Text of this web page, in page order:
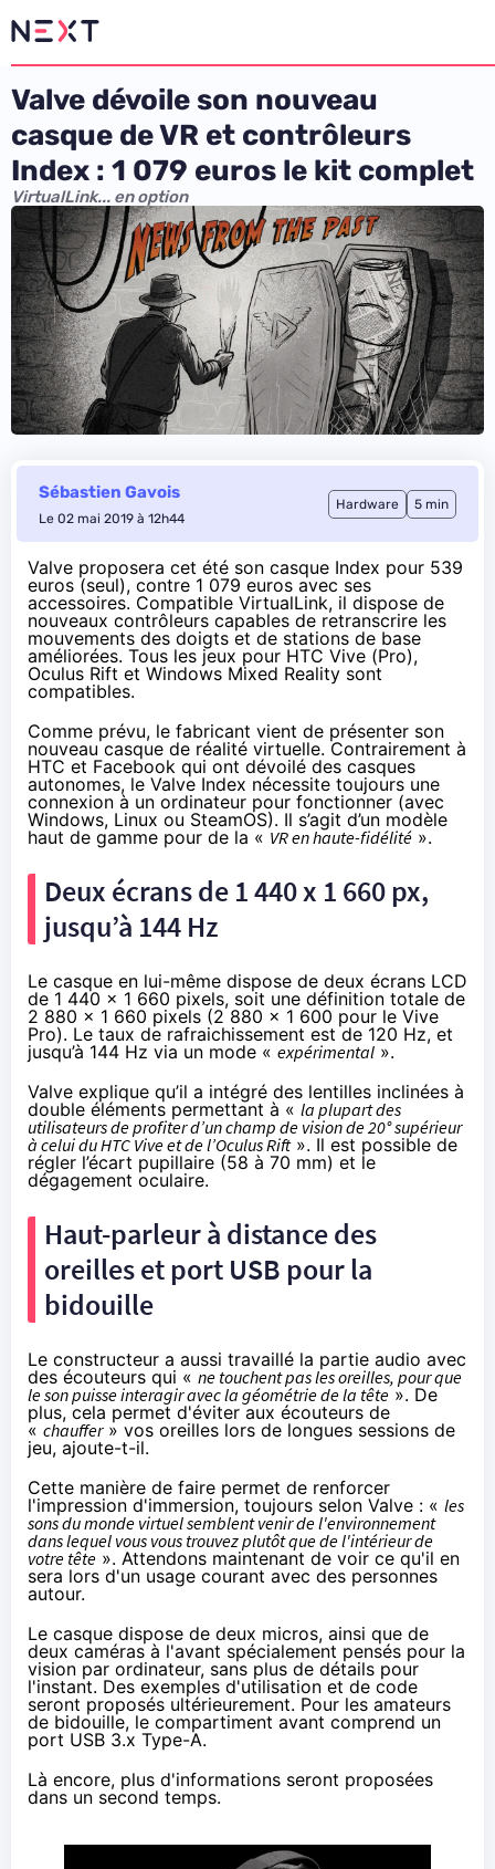
Valve dévoile son nouveau
casque de VR et contrôleurs
Index : 1 079 euros le kit complet
VirtualLink... en option
Sébastien Gavois
Le 02 mai 2019 à 12h44
Hardware 5 min
Valve proposera cet été son casque Index pour 539
euros (seul), contre 1 079 euros avec ses
accessoires. Compatible VirtualLink, il dispose de
nouveaux contrôleurs capables de retranscrire les
mouvements des doigts et de stations de base
améliorées. Tous les jeux pour HTC Vive (Pro),
Oculus Rift et Windows Mixed Reality sont
compatibles.
Comme prévu, le fabricant vient de présenter son
nouveau casque de réalité virtuelle. Contrairement à
HTC et Facebook qui ont dévoilé des casques
autonomes, le Valve Index nécessite toujours une
connexion à un ordinateur pour fonctionner (avec
Windows, Linux ou SteamOS). Il s’agit d’un modèle
haut de gamme pour de la « VR en haute-fidélité ».
Deux écrans de 1 440 x 1 660 px,
jusqu’à 144 Hz
Le casque en lui-même dispose de deux écrans LCD
de 1 440 x 1 660 pixels, soit une définition totale de
2 880 x 1 660 pixels (2 880 x 1 600 pour le Vive
Pro). Le taux de rafraichissement est de 120 Hz, et
jusqu’à 144 Hz via un mode « expérimental ».
Valve explique qu’il a intégré des lentilles inclinées à
double éléments permettant à « la plupart des
utilisateurs de profiter d’un champ de vision de 20° supérieur
à celui du HTC Vive et de l’Oculus Rift». Il est possible de
régler l’écart pupillaire (58 à 70 mm) et le
dégagement oculaire.
Haut-parleur à distance des
oreilles et port USB pour la
bidouille
Le constructeur a aussi travaillé la partie audio avec
des écouteurs qui « ne touchent pas les oreilles, pour que
le son puisse interagir avec la géométrie de la tête ». De
plus, cela permet d'éviter aux écouteurs de
« chauffer» vos oreilles lors de longues sessions de
jeu, ajoute-t-il.
Cette manière de faire permet de renforcer
l'impression d'immersion, toujours selon Valve : « les
sons du monde virtuel semblent venir de l'environnement
dans lequel vous vous trouvez plutôt que de l'intérieur de
votre tête ». Attendons maintenant de voir ce qu'il en
sera lors d'un usage courant avec des personnes
autour.
Le casque dispose de deux micros, ainsi que de
deux caméras à l'avant spécialement pensés pour la
vision par ordinateur, sans plus de détails pour
l'instant. Des exemples d'utilisation et de code
seront proposés ultérieurement. Pour les amateurs
de bidouille, le compartiment avant comprend un
port USB 3.x Type-A.
Là encore, plus d'informations seront proposées
dans un second temps.